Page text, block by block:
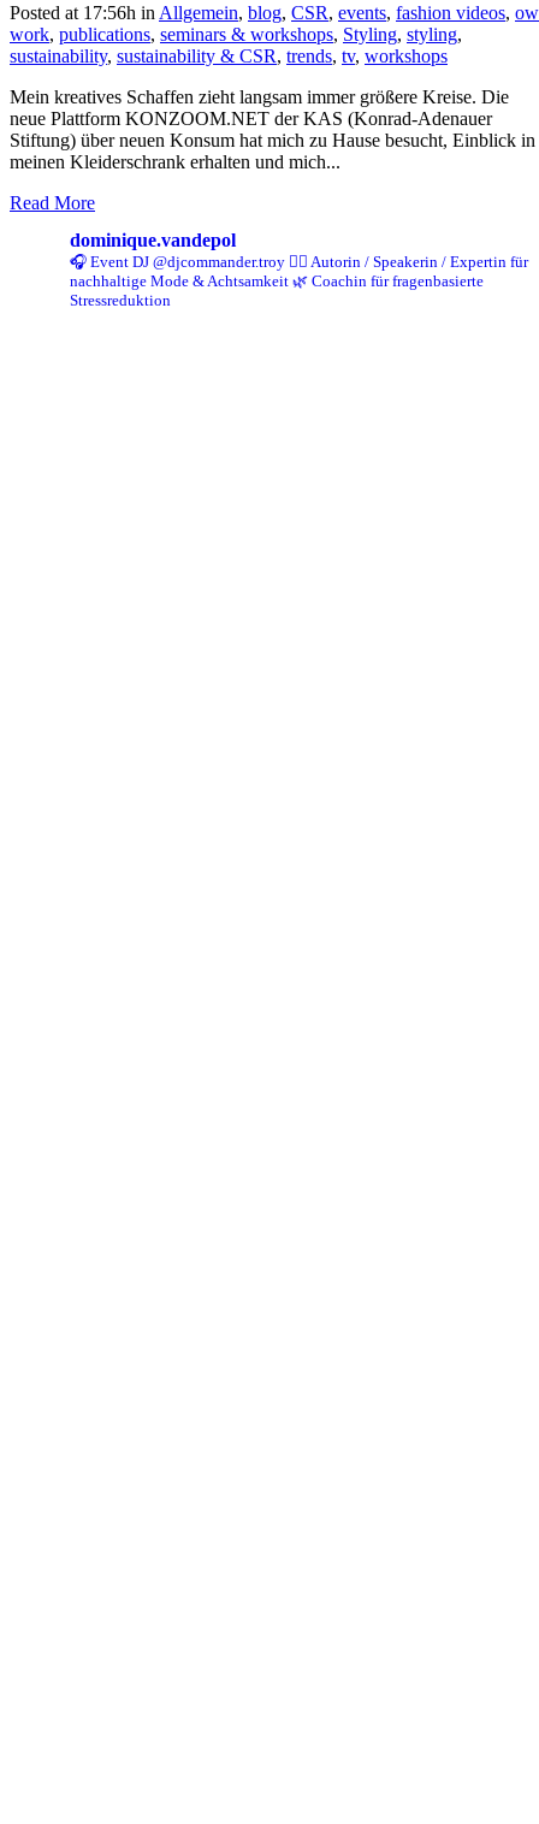
Posted at 17:56h in Allgemein, blog, CSR, events, fashion videos,
work, publications, seminars & workshops, Styling, styling,
sustainability, sustainability & CSR, trends, tv, workshops
Mein kreatives Schaffen zieht langsam immer größere Kreise. Die
neue Plattform KONZOOM.NET der KAS (Konrad-Adenauer
Stiftung) über neuen Konsum hat mich zu Hause besucht, Einblick in
meinen Kleiderschrank erhalten und mich...
Read More
dominique.vandepol
🎧 Event DJ @djcommander.troy ✍🏻 Autorin / Speakerin / Expertin für
nachhaltige Mode & Achtsamkeit 🌿 Coachin für fragenbasierte
Stressreduktion